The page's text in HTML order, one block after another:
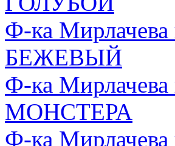
Ф-ка
БЕЖЕВЫЙ
Ф-ка
МОНСТЕРА
Ф-ка